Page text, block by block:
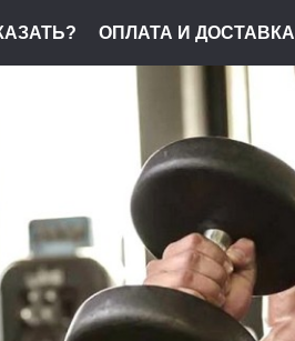
ОПЛАТА И ДОСТАВКА